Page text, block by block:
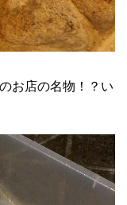
お店の名物！？い